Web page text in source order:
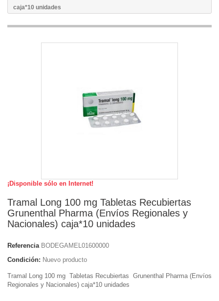
caja*10 unidades
¡Disponible sólo en Internet!
Tramal Long 100 mg Tabletas Recubiertas
Grunenthal Pharma (Envíos Regionales y
Nacionales) caja*10 unidades
Referencia BODEGAMEL01600000
Condición: Nuevo producto
Tramal Long 100 mg Tabletas Recubiertas Grunenthal Pharma (Envíos
Regionales y Nacionales) caja*10 unidades